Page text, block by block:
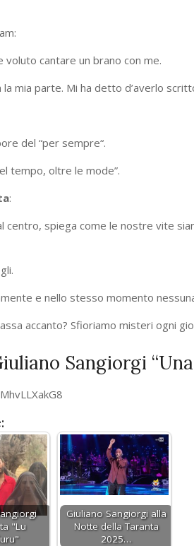
voluto cantare un brano con me.
mia parte. Mi ha detto d’averlo
del “per sempre“.
tempo, oltre le mode”.
:
centro, spiega come le nostre vite
e nello stesso momento
accanto? Sfioriamo misteri ogni
Sangiorgi
"Lu
Giuliano Sangiorgi alla
Notte della Taranta
2025…